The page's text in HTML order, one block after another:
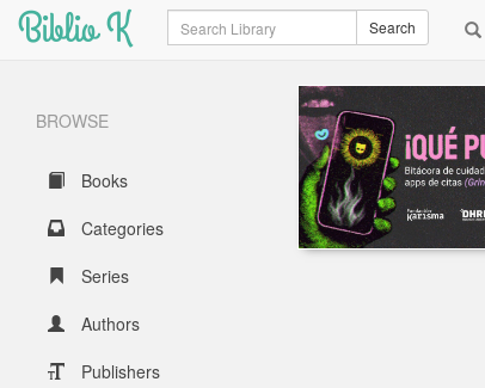
Biblio K Search Search
BROWSE
Books
Categories
Series
Authors
Publishers